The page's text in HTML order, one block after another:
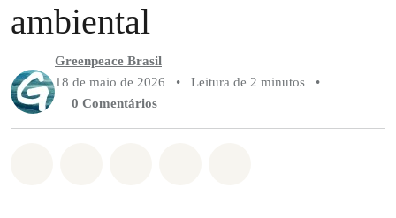
ambiental
Greenpeace Brasil
18 de maio de 2026
• Leitura de 2 minutos
•
0 Comentários